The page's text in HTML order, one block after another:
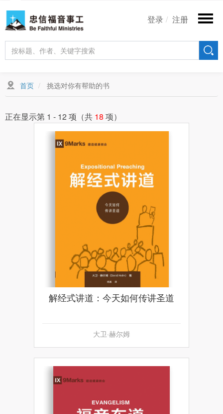
到
主
User
登录 注册
首页 挑选对你有帮助的书
正在显示第 1 - 12 项（共 18 项）
解经式讲道：今天如何传讲圣道
大卫·赫尔姆